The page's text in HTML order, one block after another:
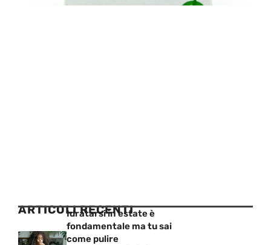
ARTICOLI RECENTI
Idratarsi in estate è
fondamentale ma tu sai
come pulire